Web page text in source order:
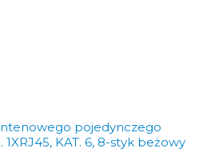
pojedynczego
KAT. 6, 8-styk beżowy